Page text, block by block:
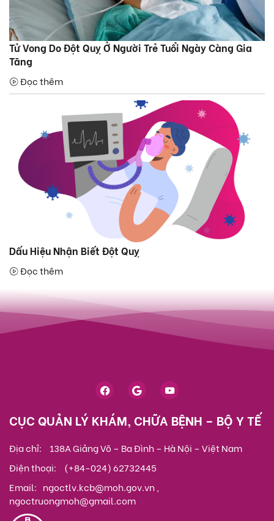
Tử Vong Do Đột Quỵ Ở Người Trẻ Tuổi Ngày Càng Gia
Tăng
Đọc thêm
Dấu Hiệu Nhận Biết Đột Quỵ
Đọc thêm
CỤC QUẢN LÝ KHÁM, CHỮA BỆNH – BỘ Y TẾ
Địa chỉ:
138A Giảng Võ – Ba Đình – Hà Nội – Việt Nam
Điện thoại:
(+84-024) 62732445
Email: ngoctlv.kcb@moh.gov.vn ,
ngoctruongmoh@gmail.com